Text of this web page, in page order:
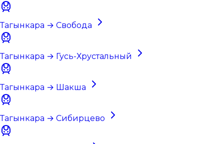
Тагынкара → Свобода
Тагынкара → Гусь-Хрустальный
Тагынкара → Шакша
Тагынкара → Сибирцево